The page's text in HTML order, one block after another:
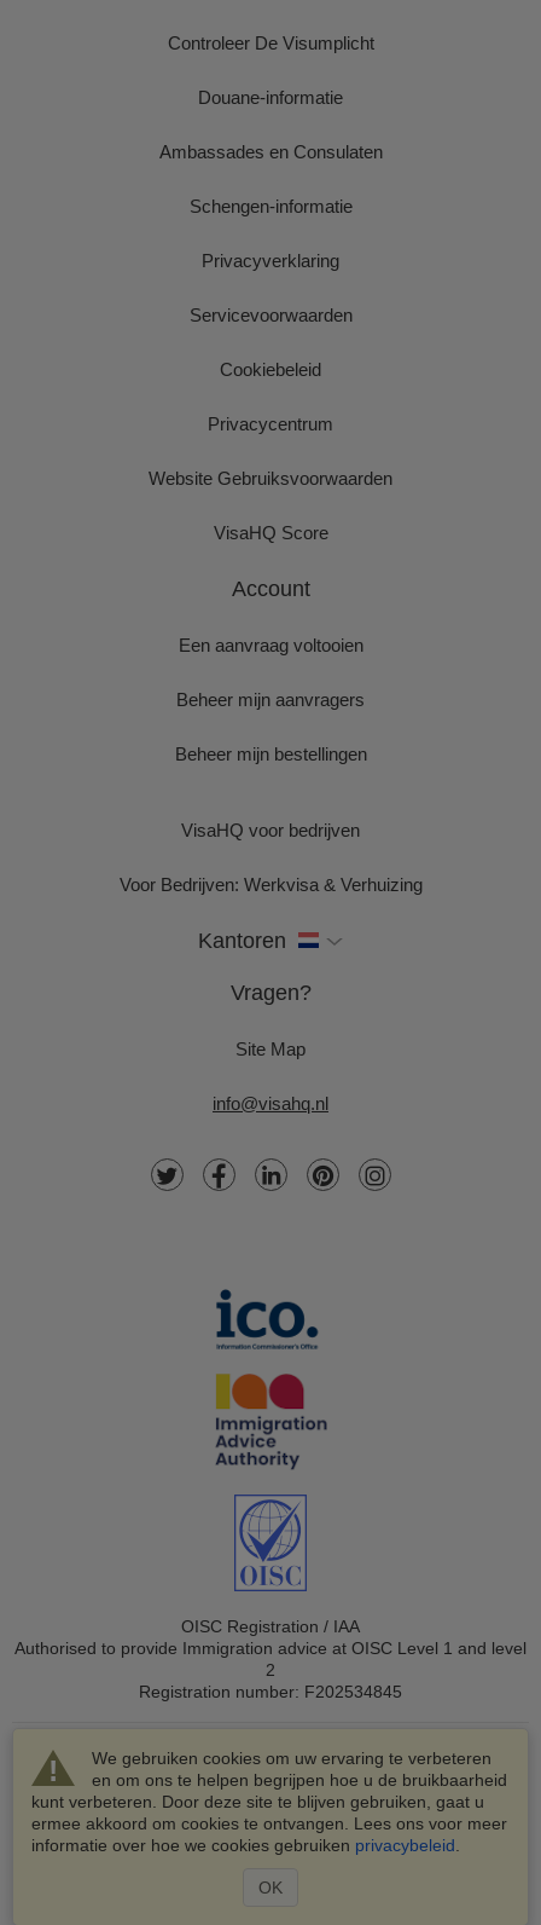
We gebruiken cookies om uw ervaring te verbeteren
en om ons te helpen begrijpen hoe u de bruikbaarheid
kunt verbeteren. Door deze site te blijven gebruiken, gaat u
ermee akkoord om cookies te ontvangen. Lees ons voor meer
informatie over hoe we cookies gebruiken privacybeleid
OK
Controleer De Visumplicht
Douane-informatie
Ambassades en Consulaten
Schengen-informatie
Privacyverklaring
Servicevoorwaarden
Cookiebeleid
Privacycentrum
Website Gebruiksvoorwaarden
VisaHQ Score
Account
Een aanvraag voltooien
Beheer mijn aanvragers
Beheer mijn bestellingen
VisaHQ voor bedrijven
Voor Bedrijven: Werkvisa & Verhuizing
Kantoren
Vragen?
Site Map
info@visahq.nl
OISC Registration / IAA
Authorised to provide Immigration advice at OISC Level 1 and level
2
Registration number: F202534845
© 2003-2026 VisaHQ.com, Inc. Alle rechten voorbehouden.
VisaHQ en het VisaHQ-logo zijn geregistreerde
handelsmerken van VisaHQ.com, Inc.